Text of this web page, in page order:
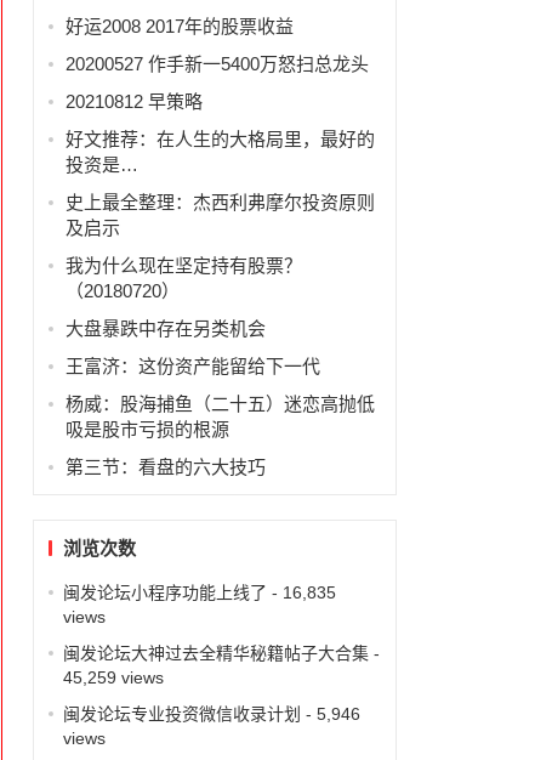
好运2008 2017年的股票收益
20200527 作手新一5400万怒扫总龙头
20210812 早策略
好文推荐：在人生的大格局里，最好的
投资是…
史上最全整理：杰西利弗摩尔投资原则
及启示
我为什么现在坚定持有股票？
（20180720）
大盘暴跌中存在另类机会
王富济：这份资产能留给下一代
杨威：股海捕鱼（二十五）迷恋高抛低
吸是股市亏损的根源
第三节：看盘的六大技巧
浏览次数
闽发论坛小程序功能上线了 - 16,835
views
闽发论坛大神过去全精华秘籍帖子大合集-
45,259 views
闽发论坛专业投资微信收录计划 - 5,946
views